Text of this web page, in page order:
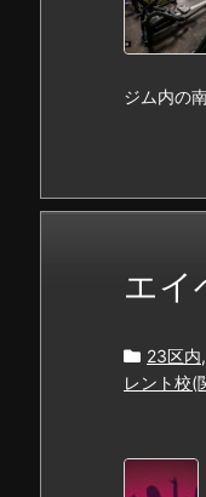
ジム内の
エイ
23区内,
レント校(